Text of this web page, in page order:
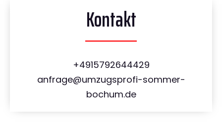
Kontakt
+4915792644429
anfrage@umzugsprofi-sommer-
bochum.de